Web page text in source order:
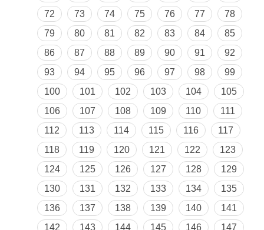
72
73 74 75 76 77
78
79
80 81 82 83 84
85
86
87 88 89 90 91
92
93
94 95 96 97 98
99
100
101 102 103 104
105
106
107 108 109 110
111
112
113 114 115 116
117
118
119 120 121 122
123
124
125 126 127 128
129
130
131 132 133 134
135
136
137 138 139 140
141
142
143 144 145 146 147